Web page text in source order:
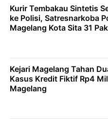
Kurir Tembakau Sintetis
ke Polisi, Satresnarkoba
Magelang Kota Sita 31
Kejari Magelang Tahan
Kasus Kredit Fiktif Rp4
Magelang